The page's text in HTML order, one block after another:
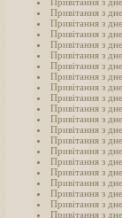
Привітання з
Привітання з
Привітання з
Привітання з
Привітання з
Привітання з
Привітання з
Привітання з
Привітання з
Привітання з
Привітання з
Привітання з
Привітання з
Привітання з
Привітання з
Привітання з
Привітання з
Привітання з
Привітання з
Привітання з